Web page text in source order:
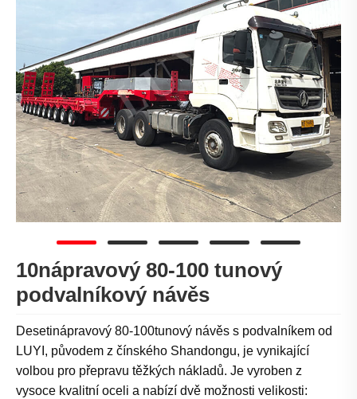
10nápravový 80-100 tunový
podvalníkový návěs
Desetinápravový 80-100tunový návěs s podvalníkem od
LUYI, původem z čínského Shandongu, je vynikající
volbou pro přepravu těžkých nákladů. Je vyroben z
vysoce kvalitní oceli a nabízí dvě možnosti velikosti: